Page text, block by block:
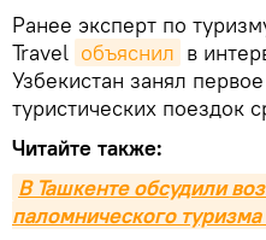
Ранее эксперт по
Travel объяснил в
Узбекистан занял
туристических поездок
Читайте также:
В Ташкенте обсудили
паломнического туризма